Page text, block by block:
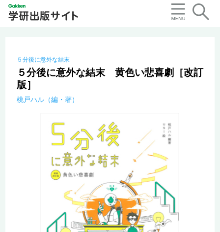
５分後に意外な結末
５分後に意外な結末 黄色い悲喜劇［改訂
版］
桃戸ハル（編・著）